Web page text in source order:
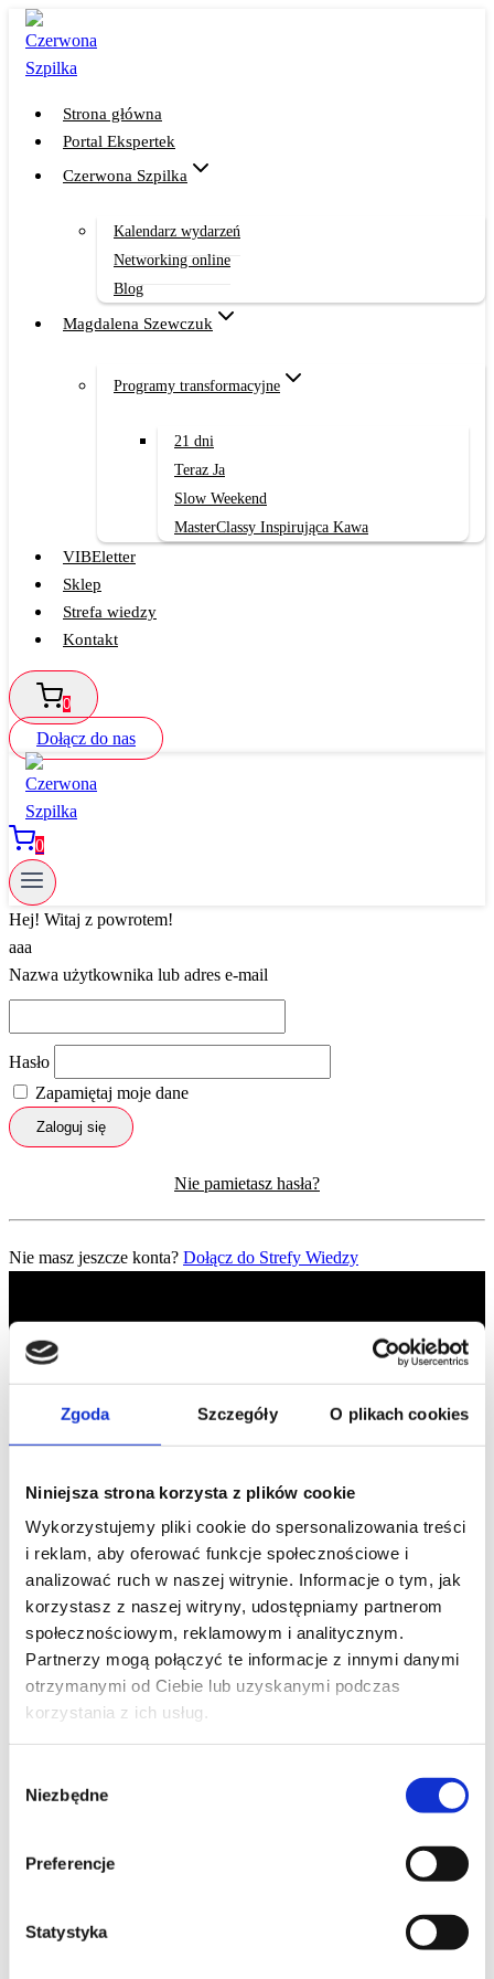
Zgoda Szczegóły O plikach cookies
Niniejsza strona korzysta z plików cookie
Wykorzystujemy pliki cookie do spersonalizowania treści
i reklam, aby oferować funkcje społecznościowe i
analizować ruch w naszej witrynie. Informacje o tym, jak
korzystasz z naszej witryny, udostępniamy partnerom
społecznościowym, reklamowym i analitycznym.
Partnerzy mogą połączyć te informacje z innymi danymi
otrzymanymi od Ciebie lub uzyskanymi podczas
korzystania z ich usług.
zgody
Niezbędne
Preferencje
Statystyka
Przejdź
treści
Strona główna
Portal Ekspertek
Czerwona Szpilka
Kalendarz wydarzeń
Networking online
Blog
Magdalena Szewczuk
Programy transformacyjne
21 dni
Teraz Ja
Slow Weekend
MasterClassy Inspirująca Kawa
VIBEletter
Sklep
Strefa wiedzy
Kontakt
0
Dołącz do nas
0
Hej! Witaj z powrotem!
aaa
Nazwa użytkownika lub adres e-mail
Hasło
Zapamiętaj moje dane
Zaloguj się
Nie pamietasz hasła?
Nie masz jeszcze konta? Dołącz do Strefy Wiedzy
Szpilka
Profil tiktok Czerwona Szpilka
Profil youtube Czerwona
Szpilka
Kontakt
kontakt@czerwonaszpilka.pl